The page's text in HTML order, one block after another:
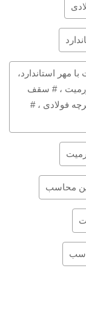
مهر استاندارد،
، # سقف
فولادی ، #
محاسب